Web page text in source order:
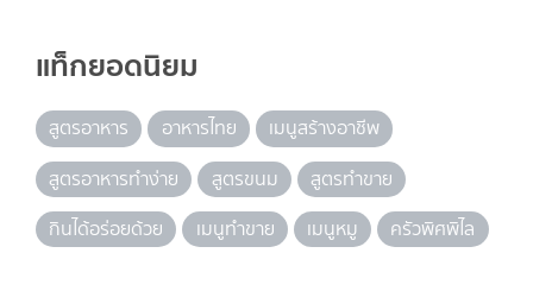
แท็กยอดนิยม
สูตรอาหาร อาหารไทย
เมนูสร้างอาชีพ
สูตรอาหารทำง่าย
สูตรขนม
สูตรทำขาย
กินได้อร่อยด้วย
เมนูทำขาย เมนูหมู ครัวพิศพิไล